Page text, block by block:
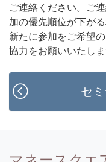
ご連絡ください。ご
加の優先順位が下が
新たに参加をご希望
協力をお願いいたしま
セ